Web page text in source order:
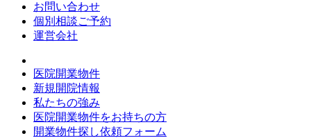
お問い合わせ
個別相談ご予約
運営会社
医院開業物件
新規開院情報
私たちの強み
医院開業物件をお持ちの方
開業物件探し依頼フォーム